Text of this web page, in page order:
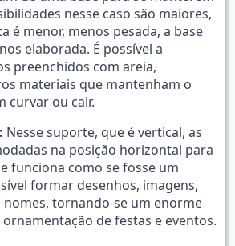
nesse caso são maiores,
é menor, menos pesada, a base
elaborada. É possível a
preenchidos com areia,
materiais que mantenham o
curvar ou cair.
Nesse suporte, que é vertical, as
na posição horizontal para
funciona como se fosse um
formar desenhos, imagens,
nomes, tornando-se um enorme
de festas e eventos.